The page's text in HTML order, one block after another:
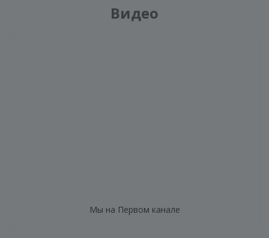
Видео
Мы на Первом канале